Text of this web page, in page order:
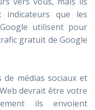
indicateurs que les
utilisent pour
gratuit de Google
médias sociaux et
devrait être votre
ils envoient